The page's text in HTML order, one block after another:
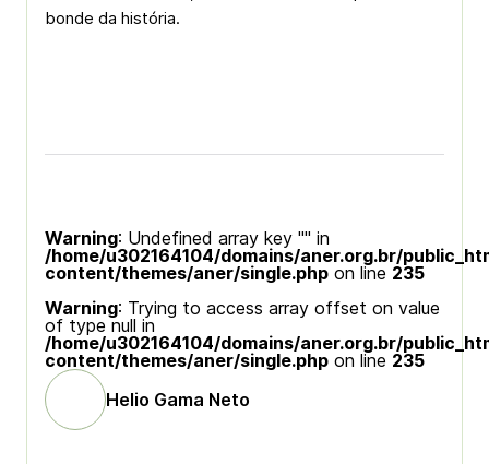
bonde da história.
Warning: Undefined array key "" in
/home/u302164104/domains/aner.org.br/
content/themes/aner/single.php on line 235
Warning: Trying to access array offset on value
of type null in
/home/u302164104/domains/aner.org.br/
content/themes/aner/single.php on line 235
Helio Gama Neto